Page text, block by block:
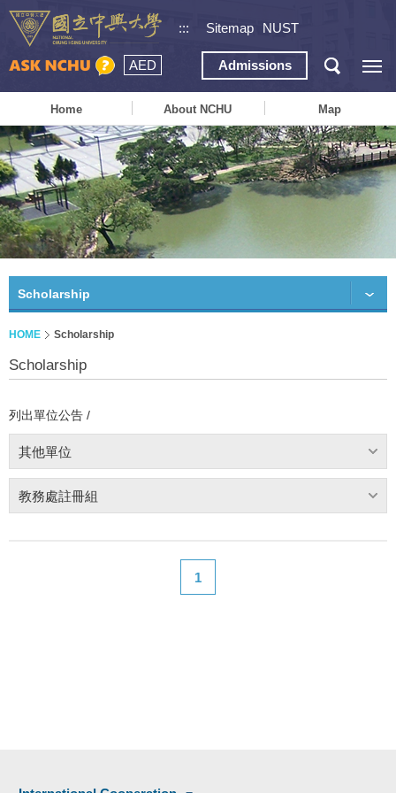
::: Sitemap NUST
AED Admissions
Home About NCHU Map
Scholarship
HOME Scholarship
Scholarship
列出單位公告 /
其他單位
教務處註冊組
1